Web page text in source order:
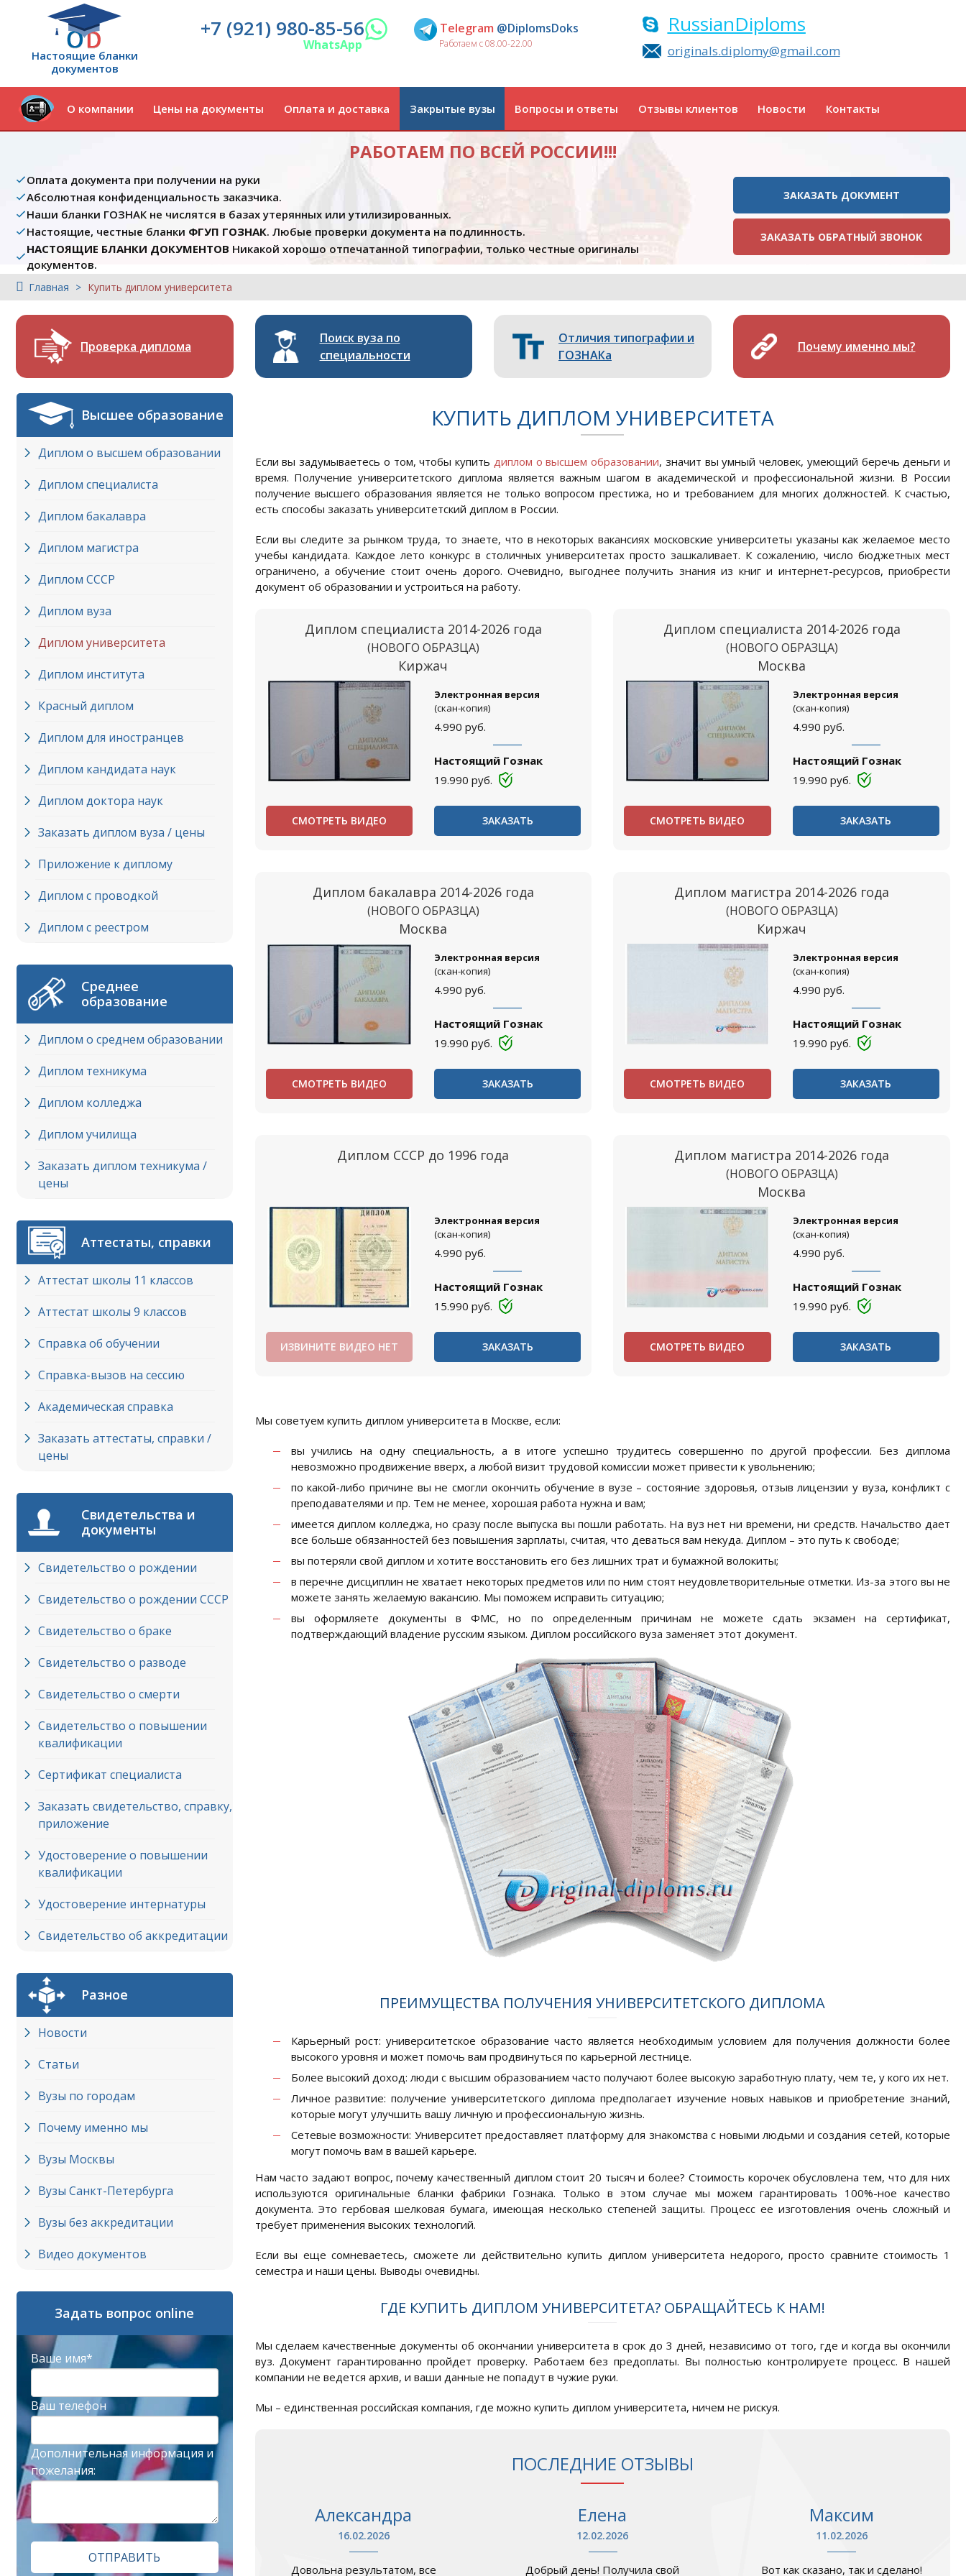
Настоящие бланки
документов
+7 (921) 980-85-56
WhatsApp
Telegram @DiplomsDoks
Работаем с 08.00-22.00
RussianDiploms
originals.diplomy@gmail.com
О компании Цены на документы Оплата и доставка Закрытые вузы Вопросы и ответы Отзывы клиентов Новости Контакты
РАБОТАЕМ ПО ВСЕЙ РОССИИ!!!
Оплата документа при получении на руки
Абсолютная конфиденциальность заказчика.
Наши бланки ГОЗНАК не числятся в базах утерянных или утилизированных.
Настоящие, честные бланки ФГУП ГОЗНАК. Любые проверки документа на подлинность.
НАСТОЯЩИЕ БЛАНКИ ДОКУМЕНТОВ Никакой хорошо отпечатанной типографии, только честные оригиналы
документов.
ЗАКАЗАТЬ ДОКУМЕНТ
ЗАКАЗАТЬ ОБРАТНЫЙ ЗВОНОК
Главная Купить диплом университета
Проверка диплома
Поиск вуза по
специальности
Отличия типографии и
ГОЗНАКа
Почему именно мы?
Высшее образование
Диплом о высшем образовании
Диплом специалиста
Диплом бакалавра
Диплом магистра
Диплом СССР
Диплом вуза
Диплом университета
Диплом института
Красный диплом
Диплом для иностранцев
Диплом кандидата наук
Диплом доктора наук
Заказать диплом вуза / цены
Приложение к диплому
Диплом с проводкой
Диплом с реестром
Среднее
образование
Диплом о среднем образовании
Диплом техникума
Диплом колледжа
Диплом училища
Заказать диплом техникума /
цены
Аттестаты, справки
Аттестат школы 11 классов
Аттестат школы 9 классов
Справка об обучении
Справка-вызов на сессию
Академическая справка
Заказать аттестаты, справки /
цены
Свидетельства и
документы
Свидетельство о рождении
Свидетельство о рождении СССР
Свидетельство о браке
Свидетельство о разводе
Свидетельство о смерти
Свидетельство о повышении
квалификации
Сертификат специалиста
Заказать свидетельство, справку,
приложение
Удостоверение о повышении
квалификации
Удостоверение интернатуры
Свидетельство об аккредитации
Разное
Новости
Статьи
Вузы по городам
Почему именно мы
Вузы Москвы
Вузы Cанкт-Петербурга
Вузы без аккредитации
Видео документов
Задать вопрос online
Ваше имя*
Ваш телефон
Дополнительная информация и
пожелания:
ОТПРАВИТЬ
КУПИТЬ ДИПЛОМ УНИВЕРСИТЕТА
Если вы задумываетесь о том, чтобы купить диплом о высшем образовании, значит вы умный человек, умеющий беречь деньги и
время. Получение университетского диплома является важным шагом в академической и профессиональной жизни. В России
получение высшего образования является не только вопросом престижа, но и требованием для многих должностей. К счастью,
есть способы заказать университетский диплом в России.
Если вы следите за рынком труда, то знаете, что в некоторых вакансиях московские университеты указаны как желаемое место
учебы кандидата. Каждое лето конкурс в столичных университетах просто зашкаливает. К сожалению, число бюджетных мест
ограничено, а обучение стоит очень дорого. Очевидно, выгоднее получить знания из книг и интернет-ресурсов, приобрести
документ об образовании и устроиться на работу.
Диплом специалиста 2014-2026 года
(НОВОГО ОБРАЗЦА)
Киржач
Электронная версия
(скан-копия)
4.990 руб.
Настоящий Гознак
19.990 руб.
СМОТРЕТЬ ВИДЕО ЗАКАЗАТЬ
Диплом специалиста 2014-2026 года
(НОВОГО ОБРАЗЦА)
Москва
Электронная версия
(скан-копия)
4.990 руб.
Настоящий Гознак
19.990 руб.
СМОТРЕТЬ ВИДЕО ЗАКАЗАТЬ
Диплом бакалавра 2014-2026 года
(НОВОГО ОБРАЗЦА)
Москва
Электронная версия
(скан-копия)
4.990 руб.
Настоящий Гознак
19.990 руб.
СМОТРЕТЬ ВИДЕО ЗАКАЗАТЬ
Диплом магистра 2014-2026 года
(НОВОГО ОБРАЗЦА)
Киржач
Электронная версия
(скан-копия)
4.990 руб.
Настоящий Гознак
19.990 руб.
СМОТРЕТЬ ВИДЕО ЗАКАЗАТЬ
Диплом СССР до 1996 года
Электронная версия
(скан-копия)
4.990 руб.
Настоящий Гознак
15.990 руб.
ИЗВИНИТЕ ВИДЕО НЕТ ЗАКАЗАТЬ
Диплом магистра 2014-2026 года
(НОВОГО ОБРАЗЦА)
Москва
Электронная версия
(скан-копия)
4.990 руб.
Настоящий Гознак
19.990 руб.
СМОТРЕТЬ ВИДЕО ЗАКАЗАТЬ
Мы советуем купить диплом университета в Москве, если:
вы учились на одну специальность, а в итоге успешно трудитесь совершенно по другой профессии. Без диплома
невозможно продвижение вверх, а любой визит трудовой комиссии может привести к увольнению;
по какой-либо причине вы не смогли окончить обучение в вузе – состояние здоровья, отзыв лицензии у вуза, конфликт с
преподавателями и пр. Тем не менее, хорошая работа нужна и вам;
имеется диплом колледжа, но сразу после выпуска вы пошли работать. На вуз нет ни времени, ни средств. Начальство дает
все больше обязанностей без повышения зарплаты, считая, что деваться вам некуда. Диплом – это путь к свободе;
вы потеряли свой диплом и хотите восстановить его без лишних трат и бумажной волокиты;
в перечне дисциплин не хватает некоторых предметов или по ним стоят неудовлетворительные отметки. Из-за этого вы не
можете занять желаемую вакансию. Мы поможем исправить ситуацию;
вы оформляете документы в ФМС, но по определенным причинам не можете сдать экзамен на сертификат,
подтверждающий владение русским языком. Диплом российского вуза заменяет этот документ.
ПРЕИМУЩЕСТВА ПОЛУЧЕНИЯ УНИВЕРСИТЕТСКОГО ДИПЛОМА
Карьерный рост: университетское образование часто является необходимым условием для получения должности более
высокого уровня и может помочь вам продвинуться по карьерной лестнице.
Более высокий доход: люди с высшим образованием часто получают более высокую заработную плату, чем те, у кого их нет.
Личное развитие: получение университетского диплома предполагает изучение новых навыков и приобретение знаний,
которые могут улучшить вашу личную и профессиональную жизнь.
Сетевые возможности: Университет предоставляет платформу для знакомства с новыми людьми и создания сетей, которые
могут помочь вам в вашей карьере.
Нам часто задают вопрос, почему качественный диплом стоит 20 тысяч и более? Стоимость корочек обусловлена тем, что для них
используются оригинальные бланки фабрики Гознака. Только в этом случае мы можем гарантировать 100%-ное качество
документа. Это гербовая шелковая бумага, имеющая несколько степеней защиты. Процесс ее изготовления очень сложный и
требует применения высоких технологий.
Если вы еще сомневаетесь, сможете ли действительно купить диплом университета недорого, просто сравните стоимость 1
семестра и наши цены. Выводы очевидны.
ГДЕ КУПИТЬ ДИПЛОМ УНИВЕРСИТЕТА? ОБРАЩАЙТЕСЬ К НАМ!
Мы сделаем качественные документы об окончании университета в срок до 3 дней, независимо от того, где и когда вы окончили
вуз. Документ гарантированно пройдет проверку. Работаем без предоплаты. Вы полностью контролируете процесс. В нашей
компании не ведется архив, и ваши данные не попадут в чужие руки.
Мы – единственная российская компания, где можно купить диплом университета, ничем не рискуя.
ПОСЛЕДНИЕ ОТЗЫВЫ
Александра
16.02.2026
Довольна результатом, все
Елена
12.02.2026
Добрый день! Получила свой
Максим
11.02.2026
Вот как сказано, так и сделано!